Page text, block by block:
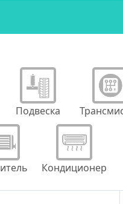
Подвеска
Кондиционер